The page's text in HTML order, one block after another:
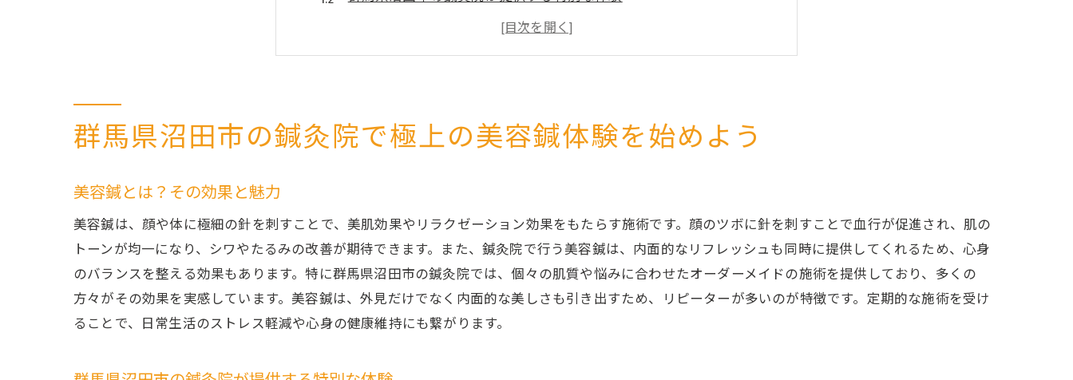
美容鍼の施術過程：ステップバイステップ
美容鍼の効果を最大化するためのアドバイス
沼田市で見つけた！鍼灸院の美容鍼で肌のトーンアップ
美容鍼と他の美容法との違い
肌のトーンアップを実感できる施術の秘訣
美容鍼を始める前に知っておくべきこと
鍼灸院での美容鍼施術の流れ
美容鍼と頭皮ケアの融合で沼田市の鍼灸院が提供するリフレッシュタイム
群馬県沼田市の鍼灸院で極上の美容鍼体験を始めよう
美容鍼とは？その効果と魅力
美容鍼は、顔や体に極細の針を刺すことで、美肌効果やリラクゼーション効果をもたらす施術です。顔のツボに針を刺すことで血行が促進され、肌の
トーンが均一になり、シワやたるみの改善が期待できます。また、鍼灸院で行う美容鍼は、内面的なリフレッシュも同時に提供してくれるため、心身
のバランスを整える効果もあります。特に群馬県沼田市の鍼灸院では、個々の肌質や悩みに合わせたオーダーメイドの施術を提供しており、多くの
方々がその効果を実感しています。美容鍼は、外見だけでなく内面的な美しさも引き出すため、リピーターが多いのが特徴です。定期的な施術を受け
ることで、日常生活のストレス軽減や心身の健康維持にも繋がります。